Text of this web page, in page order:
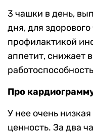
3 чашки в день,
дня, для здорового
профилактикой
аппетит, снижает
Про
У нее очень
ценность. За два